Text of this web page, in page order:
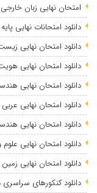
امتحان نهایی زبان خارجی 2 پایه یازدهم تیر و مرداد 1405 + فایل
دانلود امتحانات نهایی پایه
دانلود امتحان نهایی زیست شناسی 2 پایه
دانلود امتحان نهایی هویت
دانلود امتحان نهایی هندسه 2 پایه یازدهم تیر 1405
دانلود امتحان نهایی عربی 3 پایه دوازدهم تیر 1405 + پاسخ
دانلود امتحان نهایی هندسه 3 پایه دوازدهم تیر
دانلود امتحان نهایی علوم و فنون ادبی 3
دانلود امتحان نهایی زمین
دانلود کنکورهای سراسری داخل